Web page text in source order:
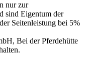
nur zur
sind Eigentum der
Seitenleistung bei 5%
Bei der Pferdehütte